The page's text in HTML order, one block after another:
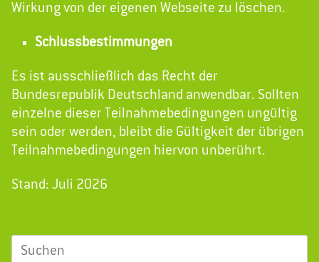
Wirkung von der eigenen Webseite zu löschen.
Schlussbestimmungen
Es ist ausschließlich das Recht der
Bundesrepublik Deutschland anwendbar. Sollten
einzelne dieser Teilnahmebedingungen ungültig
sein oder werden, bleibt die Gültigkeit der übrigen
Teilnahmebedingungen hiervon unberührt.
Stand: Juli 2026
Suchen